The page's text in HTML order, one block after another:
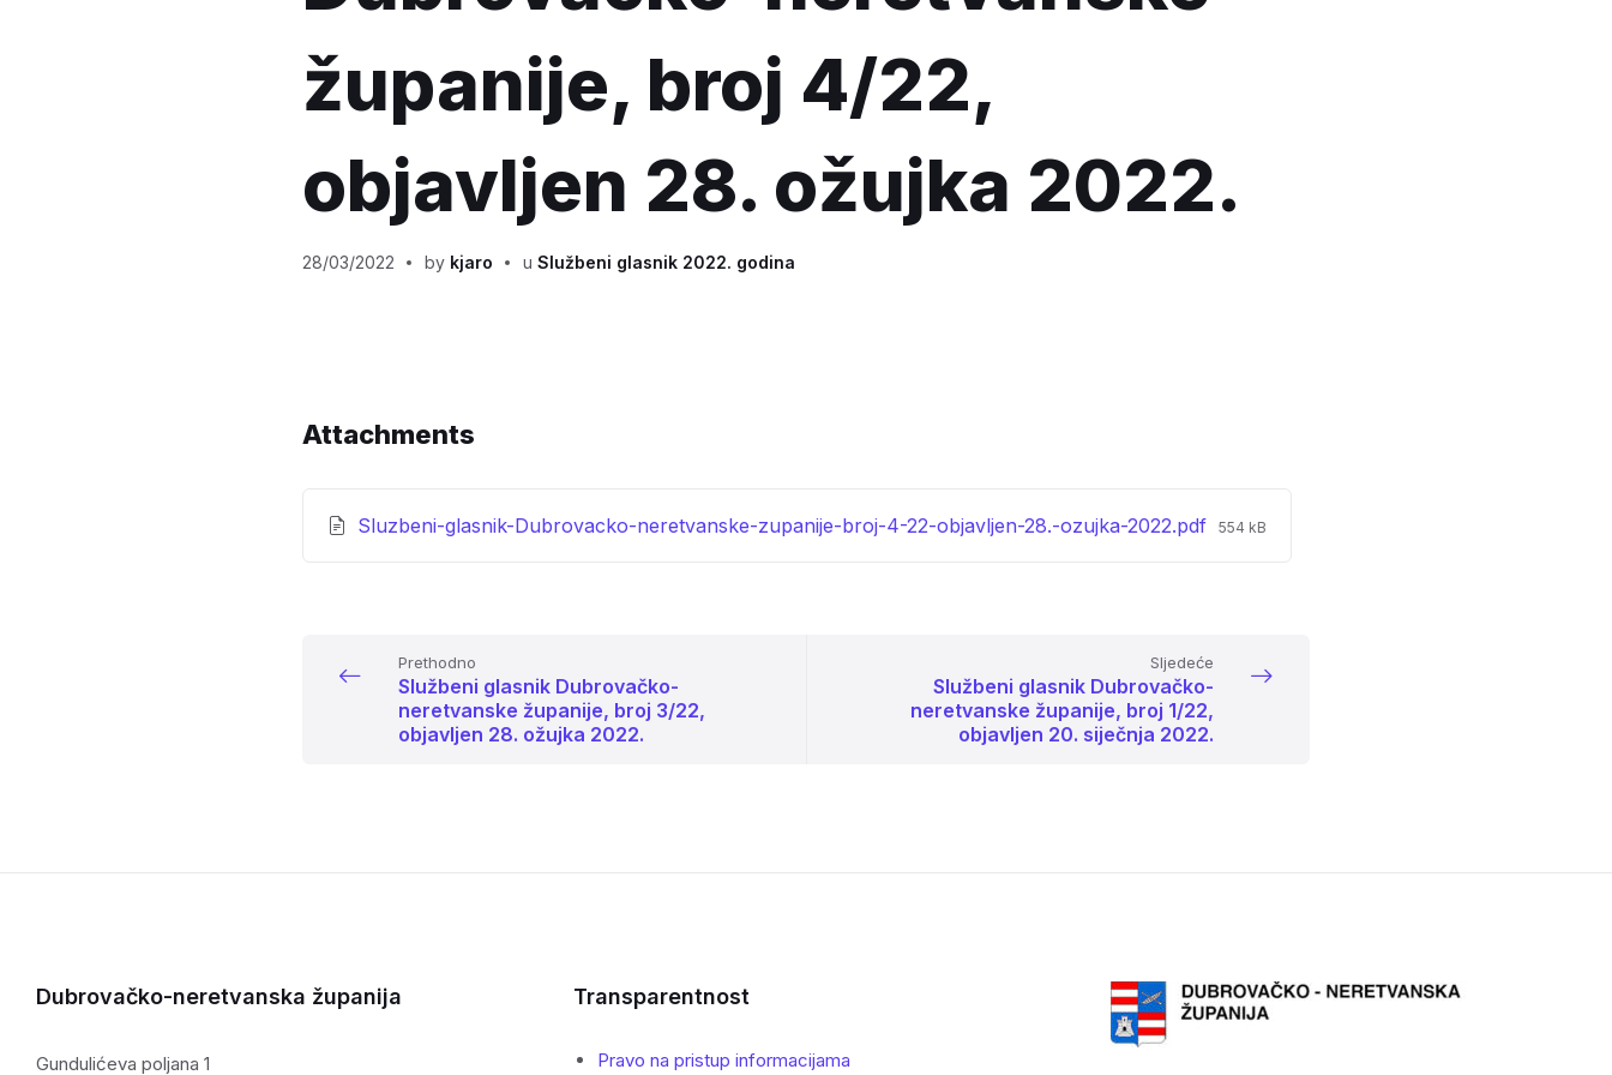
županije, broj 4/22,
objavljen 28. ožujka 2022.
28/03/2022 by kjaro u Službeni glasnik 2022. godina
Attachments
Sluzbeni-glasnik-Dubrovacko-neretvanske-zupanije-broj-4-22-objavljen-28.-ozujka-2022.pdf File
554 kB
Prethodno
Službeni glasnik Dubrovačko-
neretvanske županije, broj 3/22,
objavljen 28. ožujka 2022.
Sljedeće
Službeni glasnik Dubrovačko-
neretvanske županije, broj 1/22,
objavljen 20. siječnja 2022.
Dubrovačko-neretvanska županija
Gundulićeva poljana 1
Transparentnost
Pravo na pristup informacijama